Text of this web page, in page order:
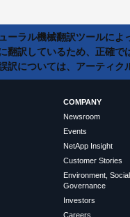
ーラル機械翻訳ツールに
翻訳しているため、正確
訳については、アーティ
COMPANY
Newsroom
Events
NetApp Insight
Customer Stories
Environment,
Governance
Investors
Careers